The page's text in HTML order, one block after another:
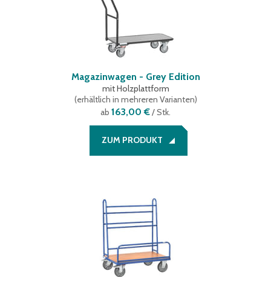
Magazinwagen - Grey Edition
mit Holzplattform
(erhältlich in mehreren Varianten)
ab 163,00 €/ Stk.
ZUM PRODUKT